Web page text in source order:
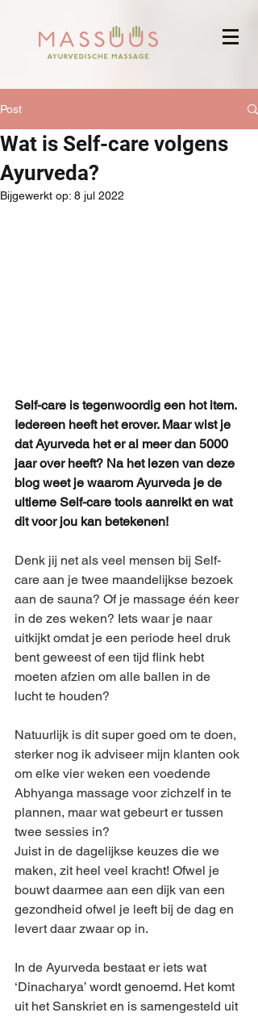
Post
Wat is Self-care volgens
Ayurveda?
Bijgewerkt op: 8 jul 2022
Self-care is tegenwoordig een hot item.
Iedereen heeft het erover. Maar wist je
dat Ayurveda het er al meer dan 5000
jaar over heeft? Na het lezen van deze
blog weet je waarom Ayurveda je de
ultieme Self-care tools aanreikt en wat
dit voor jou kan betekenen!
Denk jij net als veel mensen bij Self-
care aan je twee maandelijkse bezoek
aan de sauna? Of je massage één keer
in de zes weken? Iets waar je naar
uitkijkt omdat je een periode heel druk
bent geweest of een tijd flink hebt
moeten afzien om alle ballen in de
lucht te houden?
Natuurlijk is dit super goed om te doen,
sterker nog ik adviseer mijn klanten ook
om elke vier weken een voedende
Abhyanga massage voor zichzelf in te
plannen, maar wat gebeurt er tussen
twee sessies in?
Juist in de dagelijkse keuzes die we
maken, zit heel veel kracht! Ofwel je
bouwt daarmee aan een dijk van een
gezondheid ofwel je leeft bij de dag en
levert daar zwaar op in.
In de Ayurveda bestaat er iets wat
‘Dinacharya’ wordt genoemd. Het komt
uit het Sanskriet en is samengesteld uit